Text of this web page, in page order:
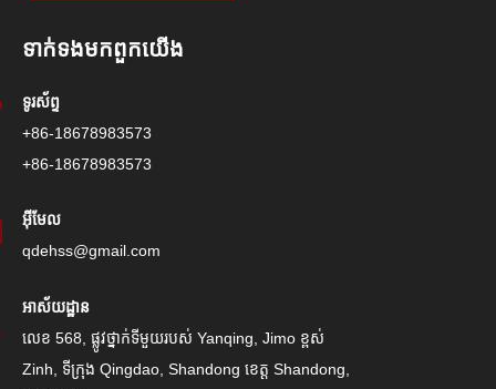
ទាក់ទង​មក​ពួក​យើង
ទូរស័ព្ទ
+86-18678983573
+86-18678983573
អ៊ីមែល
qdehss@gmail.com
អាស័យដ្ឋាន
លេខ 568, ផ្លូវថ្នាក់ទីមួយរបស់ Yanqing, Jimo ខ្ពស់
Zinh, ទីក្រុង Qingdao, Shandong ខេត្ត Shandong,